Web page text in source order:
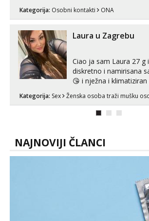
Kategorija: Osobni kontakti ONA
Laura u Zagrebu
Ciao ja sam Laura 27 g
diskretno i namirisana
😘 i nježna i
Pusenje i gutanje
imam uvijek Lizati me
Kategorija: Sex Ženska osoba traži mušku
NAJNOVIJI ČLANCI